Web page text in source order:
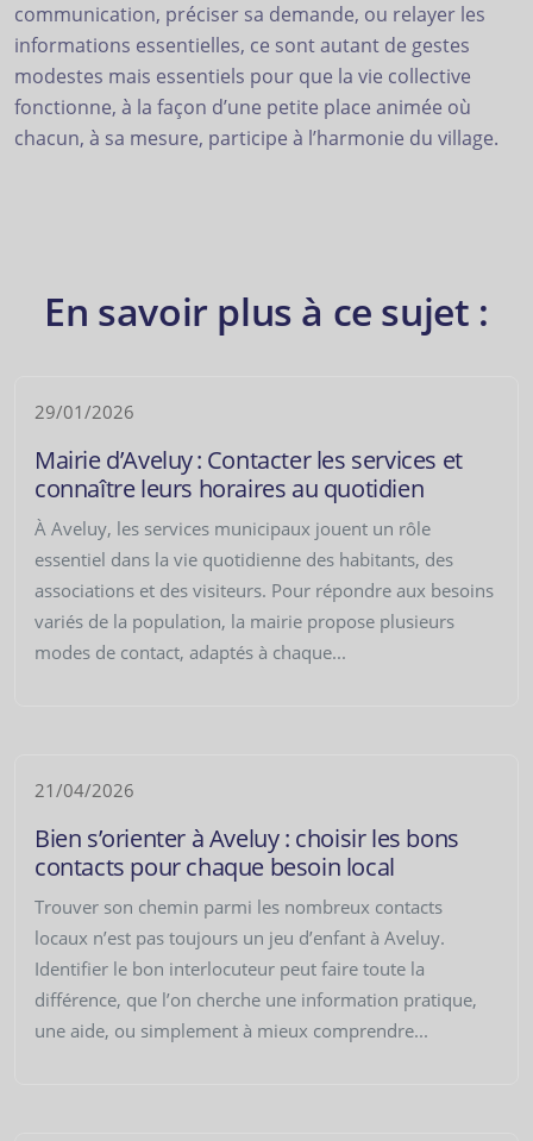
communication, préciser sa demande, ou relayer les
informations essentielles, ce sont autant de gestes
modestes mais essentiels pour que la vie collective
fonctionne, à la façon d’une petite place animée où
chacun, à sa mesure, participe à l’harmonie du village.
En savoir plus à ce sujet :
29/01/2026
Mairie d’Aveluy : Contacter les services et
connaître leurs horaires au quotidien
À Aveluy, les services municipaux jouent un rôle
essentiel dans la vie quotidienne des habitants, des
associations et des visiteurs. Pour répondre aux besoins
variés de la population, la mairie propose plusieurs
modes de contact, adaptés à chaque...
21/04/2026
Bien s’orienter à Aveluy : choisir les bons
contacts pour chaque besoin local
Trouver son chemin parmi les nombreux contacts
locaux n’est pas toujours un jeu d’enfant à Aveluy.
Identifier le bon interlocuteur peut faire toute la
différence, que l’on cherche une information pratique,
une aide, ou simplement à mieux comprendre...